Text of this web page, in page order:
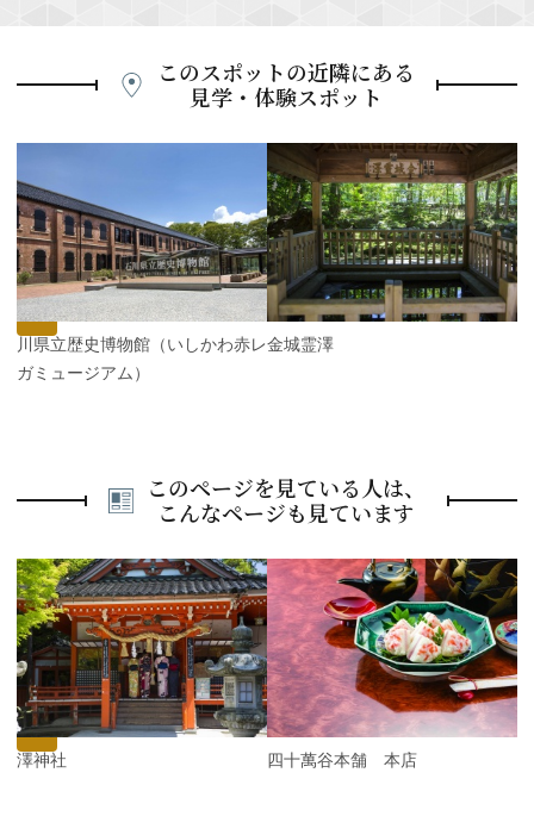
このスポットの近隣にある
見学・体験スポット
r
e
v
i
o
u
s
石川県立歴史博物館（いしかわ赤レ
ンガミュージアム）
金城霊澤
N
e
x
t
このページを見ている人は、
こんなページも見ています
P
r
e
v
i
o
u
s
金澤神社 四十萬谷本舗 本店
N
e
x
t